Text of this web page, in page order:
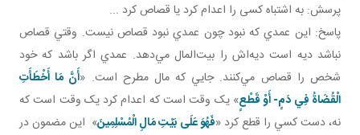
پرسش: به اشتباه کسی را اعدام کرد يا قصاص کرد ...
پاسخ: اين عمدي که نبود چون عمدي نبود قصاص نيست. وقتي قصاص
نباشد ديه است ديه‌اش را بيت‌المال مي‌دهد. عمدي اگر باشد که خود
شخص را قصاص مي‌کنند. جايي که مال مطرح است. «أَنَّ مَا أَخْطَأَتِ
الْقُضَاةُ فِي دَمٍ- أَوْ قَطْعٍ» يک وقت است که اعدام کرد يک وقت است که
نه، دست کسي را قطع کرد «فَهُوَ عَلَى بَيْتِ مَالِ الْمُسْلِمِينَ» اين مضمون در